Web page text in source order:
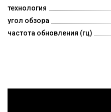
технология
угол обзора
частота обновления (гц)